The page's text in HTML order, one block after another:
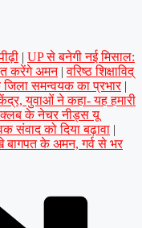
| UP से बनेगी नई मिसाल:
करेंगे अमन | वरिष्ठ शिक्षाविद्
जिला समन्वयक का प्रभार |
युवाओं ने कहा- यह हमारी
के नेचर नीड्स यू
संवाद को दिया बढ़ावा |
बागपत के अमन, गर्व से भर